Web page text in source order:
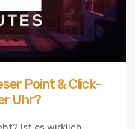
Point & Click-
Uhr?